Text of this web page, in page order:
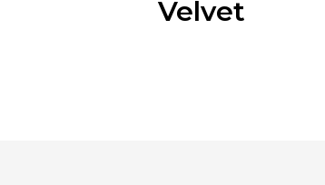
Velvet